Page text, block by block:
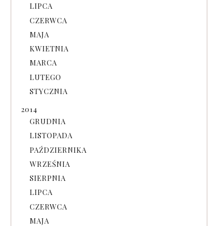
LIPCA
CZERWCA
MAJA
KWIETNIA
MARCA
LUTEGO
STYCZNIA
2014
GRUDNIA
LISTOPADA
PAŹDZIERNIKA
WRZEŚNIA
SIERPNIA
LIPCA
CZERWCA
MAJA